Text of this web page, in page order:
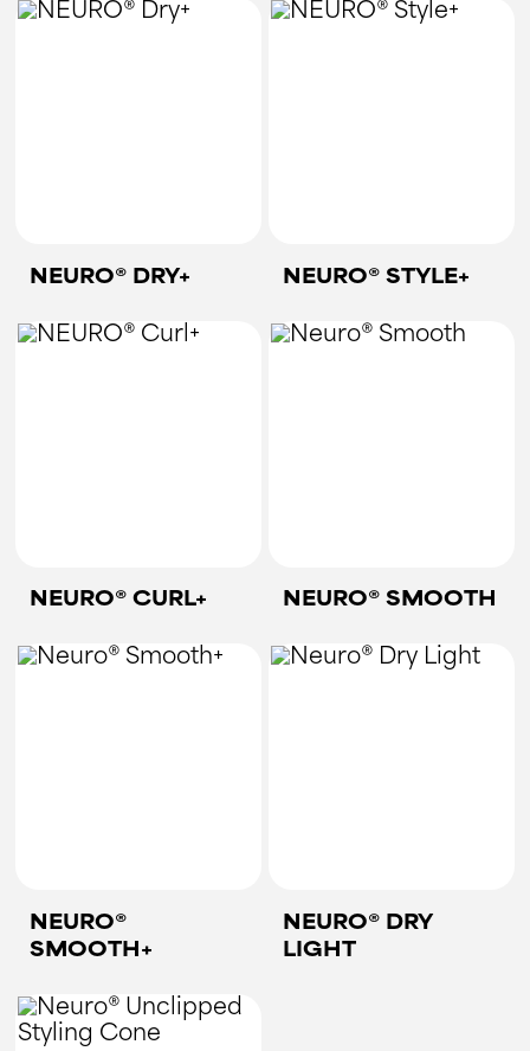
NEURO® DRY+ NEURO® STYLE+
NEURO® CURL+ NEURO® SMOOTH
NEURO®
SMOOTH+
NEURO® DRY
LIGHT